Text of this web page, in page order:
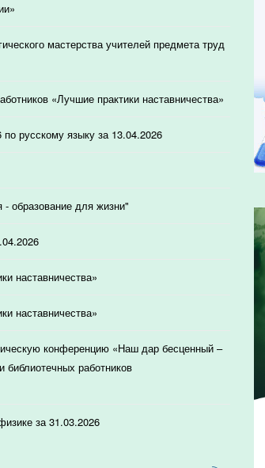
мастерства учителей предмета труд
«Лучшие практики наставничества»
русскому языку за 13.04.2026
образование для жизни"
наставничества»
наставничества»
конференцию «Наш дар бесценный –
работников
за 31.03.2026